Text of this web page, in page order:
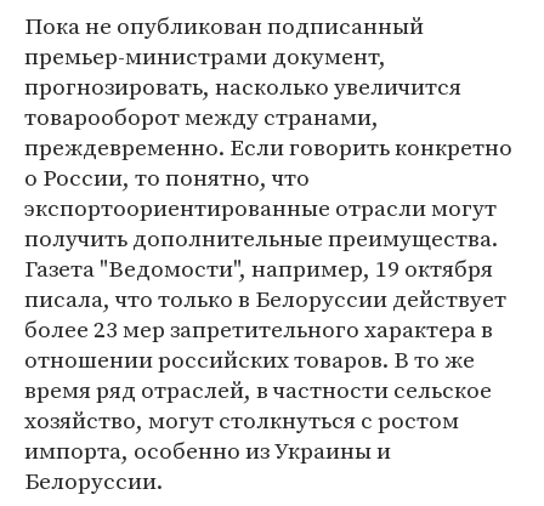
Пока не опубликован подписанный
премьер-министрами документ,
прогнозировать, насколько увеличится
товарооборот между странами,
преждевременно. Если говорить конкретно
о России, то понятно, что
экспортоориентированные отрасли могут
получить дополнительные преимущества.
Газета "Ведомости", например, 19 октября
писала, что только в Белоруссии действует
более 23 мер запретительного характера в
отношении российских товаров. В то же
время ряд отраслей, в частности сельское
хозяйство, могут столкнуться с ростом
импорта, особенно из Украины и
Белоруссии.